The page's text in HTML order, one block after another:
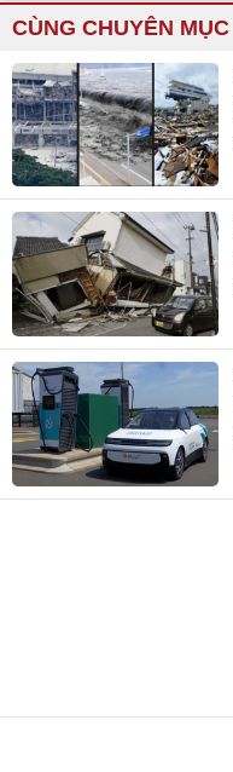
CÙNG CHUYÊN MỤC